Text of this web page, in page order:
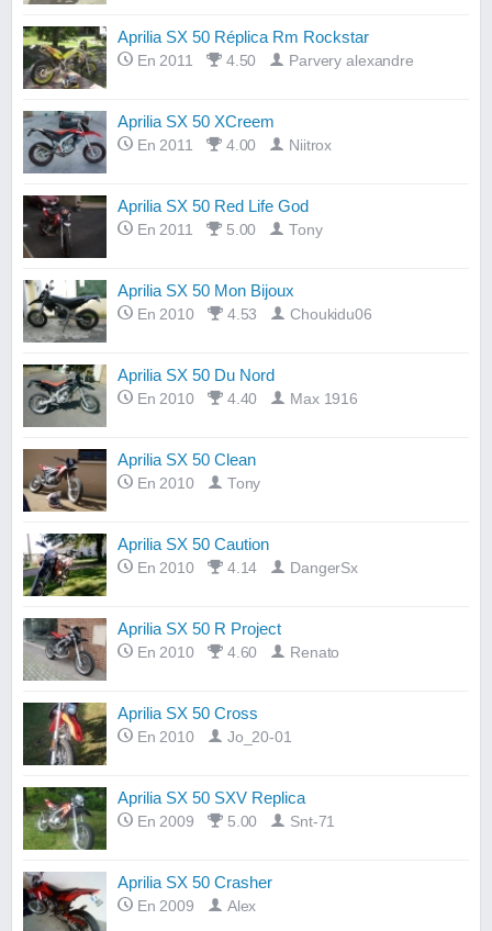
Aprilia SX 50 Réplica Rm Rockstar
En 2011 4.50 Parvery alexandre
Aprilia SX 50 XCreem
En 2011 4.00 Niitrox
Aprilia SX 50 Red Life God
En 2011 5.00 Tony
Aprilia SX 50 Mon Bijoux
En 2010 4.53 Choukidu06
Aprilia SX 50 Du Nord
En 2010 4.40 Max 1916
Aprilia SX 50 Clean
En 2010 Tony
Aprilia SX 50 Caution
En 2010 4.14 DangerSx
Aprilia SX 50 R Project
En 2010 4.60 Renato
Aprilia SX 50 Cross
En 2010 Jo_20-01
Aprilia SX 50 SXV Replica
En 2009 5.00 Snt-71
Aprilia SX 50 Crasher
En 2009 Alex